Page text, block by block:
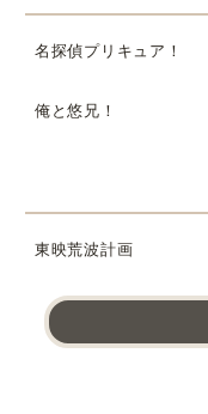
名探偵プリキュア！
俺と悠兄！
東映荒波計画